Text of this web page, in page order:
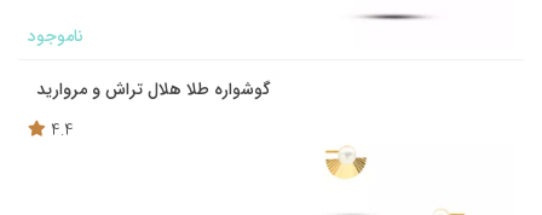
ناموجود
گوشواره طلا هلال تراش و مروارید
4.4